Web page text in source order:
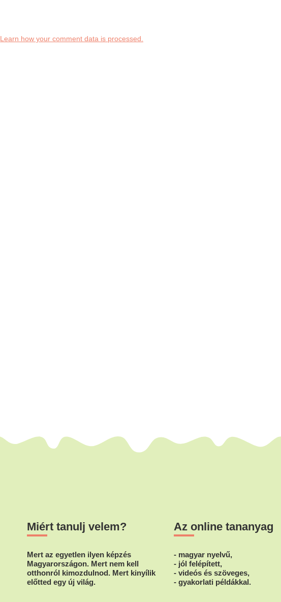
Learn how your comment data is processed.
Miért tanulj velem?
Mert az egyetlen ilyen képzés
Magyarországon. Mert nem kell
otthonról kimozdulnod. Mert kinyílik
előtted egy új világ.
Az online tananyag
- magyar nyelvű,
- jól felépített,
- videós és szöveges,
- gyakorlati példákkal.